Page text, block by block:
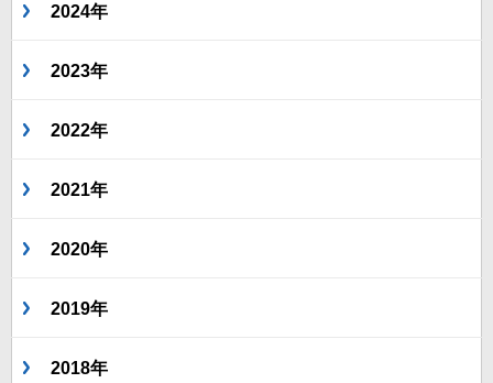
2024年
2023年
2022年
2021年
2020年
2019年
2018年